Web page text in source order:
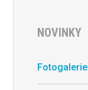
NOVINKY
Fotogalerie